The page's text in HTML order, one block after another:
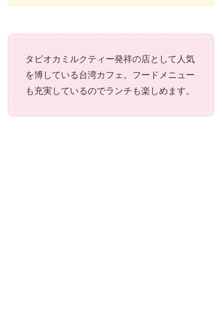
タピオカミルクティー発祥の店として人気
を博している台湾カフェ。フードメニュー
も充実しているのでランチも楽しめます。